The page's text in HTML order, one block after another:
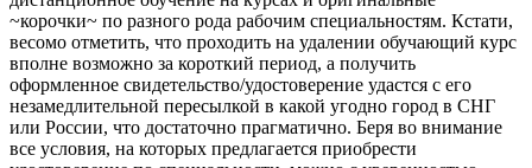
~корочки~ по разного рода рабочим специальностям. Кстати,
весомо отметить, что проходить на удалении обучающий курс
вполне возможно за короткий период, а получить
оформленное свидетельство/удостоверение удастся с его
незамедлительной пересылкой в какой угодно город в СНГ
или России, что достаточно прагматично. Беря во внимание
все условия, на которых предлагается приобрести